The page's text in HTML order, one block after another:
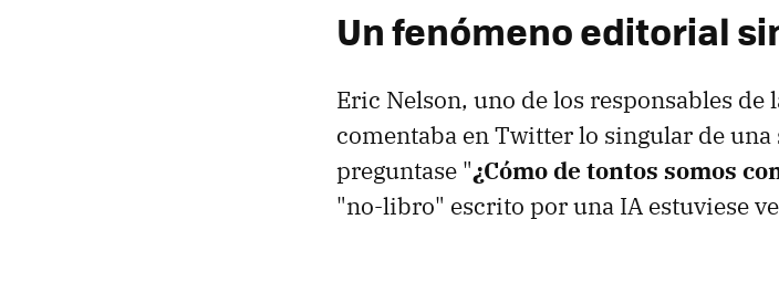
Un fenómeno editorial
Eric Nelson, uno de los responsables
comentaba en Twitter lo singular de
preguntase "¿Cómo de tontos somos
"no-libro" escrito por una IA estuviese